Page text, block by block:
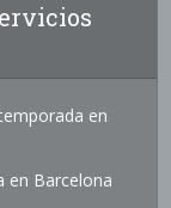
en
en Barcelona